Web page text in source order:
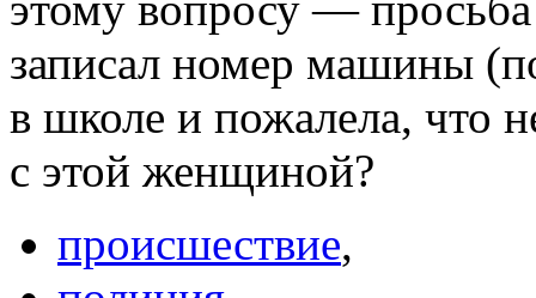
записал номер машины
в школе и пожалела, что
с этой женщиной?
происшествие,